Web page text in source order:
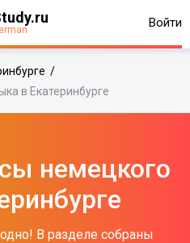
Войти
/
в Екатеринбурге
немецкого
В разделе собраны